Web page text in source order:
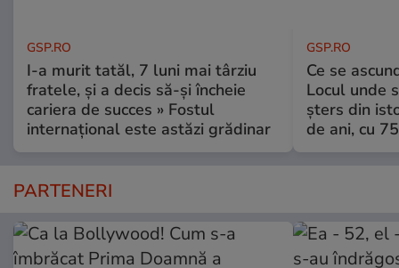
GSP.RO
I-a murit tatăl, 7 luni mai târziu
fratele, și a decis să-și încheie
cariera de succes » Fostul
internațional este astăzi grădinar
GSP.RO
Ce se
Locul unde
șters din
de ani, cu
PARTENERI